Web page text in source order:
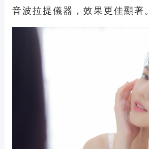
音波拉提儀器，效果更佳顯著。